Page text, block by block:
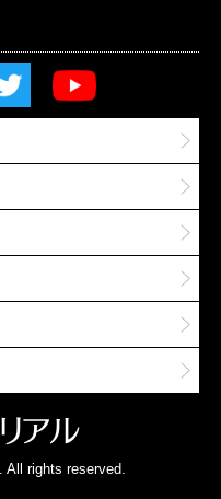
rights reserved.